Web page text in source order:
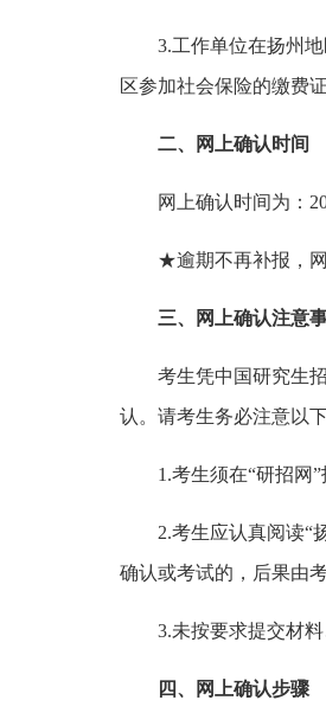
3.工作单位在扬州
区参加社会保险的缴费
二、网上确认时间
网上确认时间为：
★逾期不再补报，
三、网上确认注意
考生凭中国研究生
认。请考生务必注意以
1.考生须在“研招网
2.考生应认真阅读“
确认或考试的，后果由
3.未按要求提交材
四、网上确认步骤